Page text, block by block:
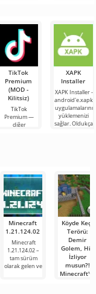
Minecraft için
olan karikatür
TikTok
Premium
(MOD -
Kilitsiz)
TikTok
Premium —
diğer
sağlayan
XAPK
Installer
XAPK Installer -
android'e.xapk
uygulamalarını
yüklemenizi
sağlar. Oldukça
Minecraft
1.21.124.02
Minecraft
1.21.124.02 –
tam sürüm
olarak gelen ve
Köyde Keçi
Terörü:
Demir
Golem, Hiç
İzliyor
musun?!
Minecraft'ta